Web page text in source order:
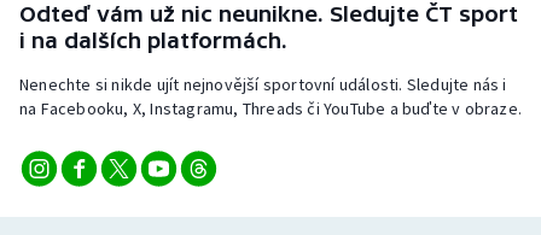
Odteď vám už nic neunikne. Sledujte ČT sport
i na dalších platformách.
Nenechte si nikde ujít nejnovější sportovní události. Sledujte nás i
na Facebooku, X, Instagramu, Threads či YouTube a buďte v obraze.